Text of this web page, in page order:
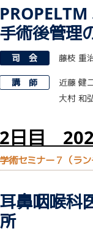
手術後管理
司 会 藤枝 重
講 師
近藤 健
大村 和
2日目
学術セミナー７（ラ
耳鼻咽喉科
所